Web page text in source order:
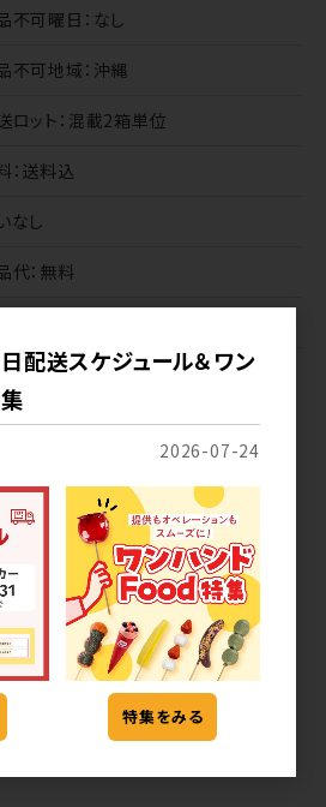
不可曜日 ：なし
不可地域 ：沖縄
ロット ：混載2箱単位
：送料込
なし
代：無料
個
[46] さくら餅（こしあん）[限定
配送スケジュール＆ワン
2026-07-24
特集をみる